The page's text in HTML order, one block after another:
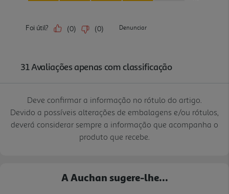
Deve confirmar a informação no rótulo do artigo.
Devido a possíveis alterações de embalagens e/ou rótulos,
deverá considerar sempre a informação que acompanha o
produto que recebe.
A Auchan sugere-lhe...